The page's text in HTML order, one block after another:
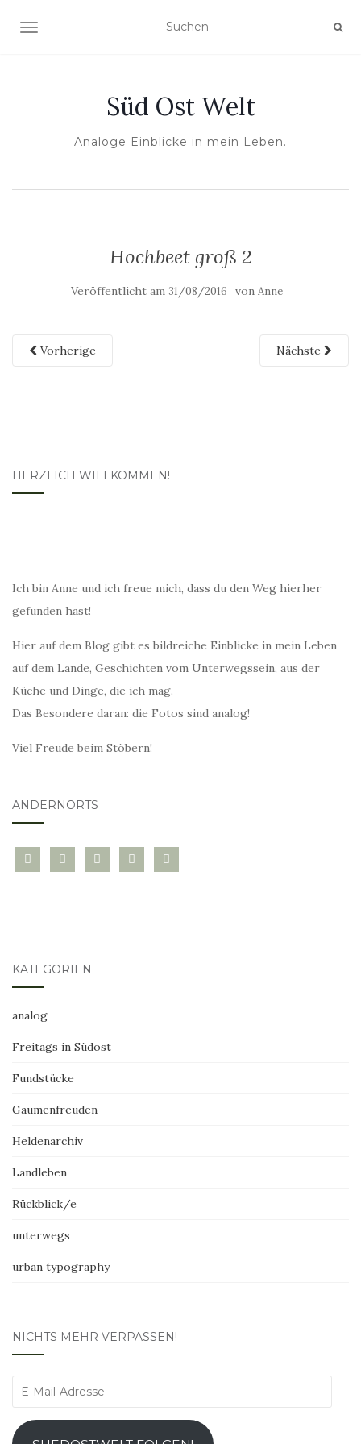
NAVIGATION UMSCHALTEN
Süd Ost Welt
Analoge Einblicke in mein Leben.
Hochbeet groß 2
Veröffentlicht am 31/08/2016 von Anne
Vorherige Nächste
HERZLICH WILLKOMMEN!
Ich bin Anne und ich freue mich, dass du den Weg hierher
gefunden hast!
Hier auf dem Blog gibt es bildreiche Einblicke in mein Leben
auf dem Lande, Geschichten vom Unterwegssein, aus der
Küche und Dinge, die ich mag.
Das Besondere daran: die Fotos sind analog!
Viel Freude beim Stöbern!
ANDERNORTS
bloglovininstagramtwitter pinterest
mail
KATEGORIEN
analog
Freitags in Südost
Fundstücke
Gaumenfreuden
Heldenarchiv
Landleben
Rückblick/e
unterwegs
urban typography
NICHTS MEHR VERPASSEN!
E-
Adresse